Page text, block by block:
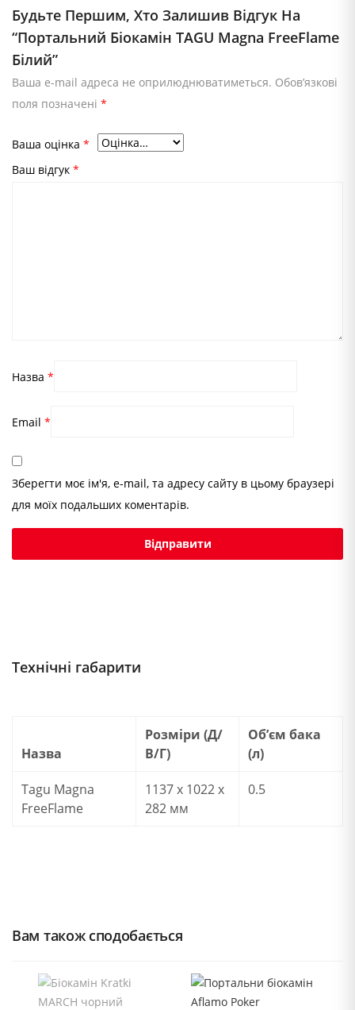
Будьте Першим, Хто Залишив Відгук На
“Портальний Біокамін TAGU Magna FreeFlame
Білий”
Ваша e-mail адреса не оприлюднюватиметься. Обов’язкові
поля позначені *
Ваша оцінка *
Ваш відгук *
Назва *
Email *
Зберегти моє ім'я, e-mail, та адресу сайту в цьому браузері
для моїх подальших коментарів.
Технічні габарити
Назва
Розміри (Д/
В/Г)
Об’єм бака
(л)
Tagu Magna
FreeFlame
1137 х 1022 х
282 мм
0.5
Вам також сподобається